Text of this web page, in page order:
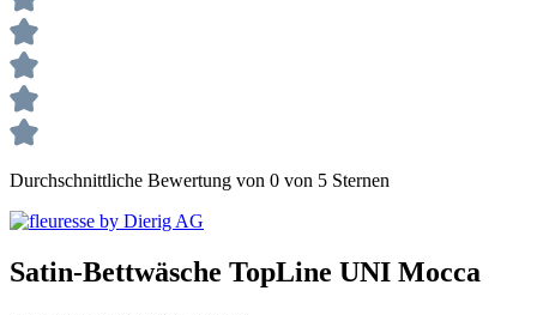
Durchschnittliche Bewertung von 0 von 5 Sternen
Satin-Bettwäsche TopLine UNI Mocca